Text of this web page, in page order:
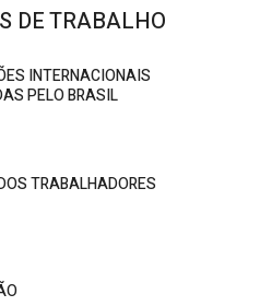
DE TRABALHO
INTERNACIONAIS
PELO BRASIL
TRABALHADORES